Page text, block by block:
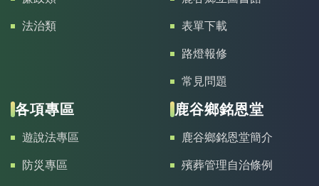
法治類 表單下載
路燈報修
常見問題
各項專區
遊說法專區
防災專區
鹿谷鄉銘恩堂
鹿谷鄉銘恩堂簡介
殯葬管理自治條例